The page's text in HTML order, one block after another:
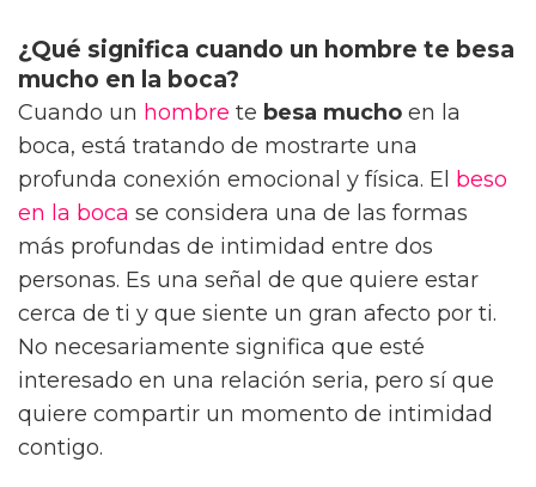
¿Qué significa cuando un hombre te besa
mucho en la boca?
Cuando un hombre te besa mucho en la
boca, está tratando de mostrarte una
profunda conexión emocional y física. El beso
en la boca se considera una de las formas
más profundas de intimidad entre dos
personas. Es una señal de que quiere estar
cerca de ti y que siente un gran afecto por ti.
No necesariamente significa que esté
interesado en una relación seria, pero sí que
quiere compartir un momento de intimidad
contigo.